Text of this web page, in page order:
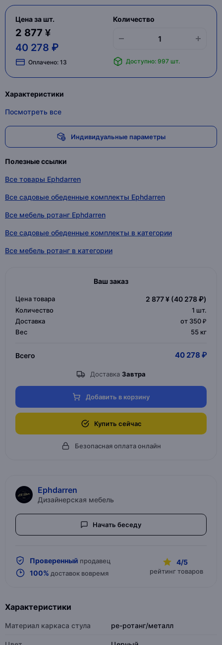
Цена за шт.
2 877 ¥
40 278 ₽
Оплачено: 13
Количество
Доступно: 997 шт.
Характеристики
Посмотреть все
Индивидуальные параметры
Полезные ссылки
Все товары Ephdarren
Все садовые обеденные комплекты Ephdarren
Все мебель ротанг Ephdarren
Все садовые обеденные комплекты в категории
Все мебель ротанг в категории
Ваш заказ
Цена товара 2 877 ¥ (40 278 ₽)
Количество 1 шт.
Доставка
от 350 ₽
Вес
55 кг
Всего 40 278 ₽
Доставка Завтра
Добавить в корзину
Купить сейчас
Безопасная оплата онлайн
Ephdarren
Дизайнерская мебель
Начать беседу
Проверенный продавец
100% доставок вовремя
4/5
рейтинг товаров
Характеристики
Материал каркаса стула pe-ротанг/металл